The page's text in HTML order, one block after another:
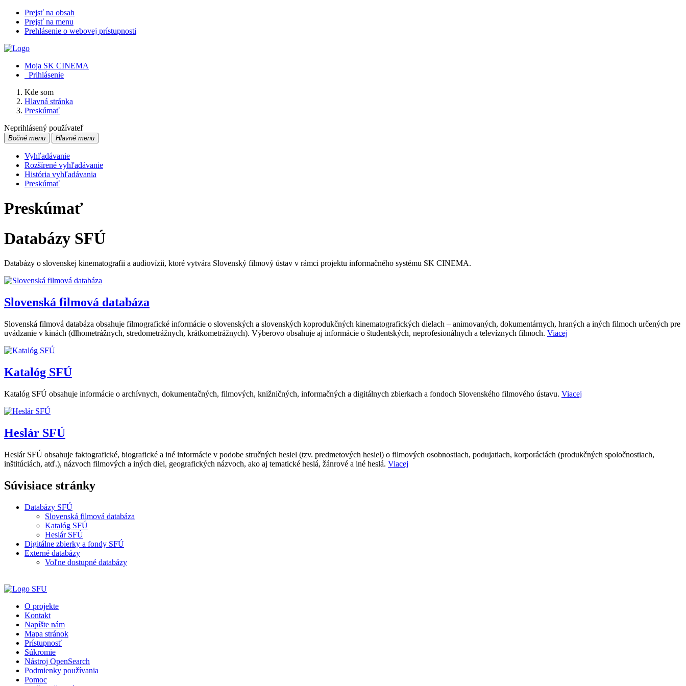
Prejsť na obsah
Prejsť na menu
Prehlásenie o webovej prístupnosti
Moja SK CINEMA
Prihlásenie
Kde som
Hlavná stránka
Preskúmať
Neprihlásený používateľ
Bočné menu Hlavné menu
Vyhľadávanie
Rozšírené vyhľadávanie
História vyhľadávania
Preskúmať
Preskúmať
Databázy SFÚ
Databázy o slovenskej kinematografii a audiovízii, ktoré vytvára Slovenský filmový ústav v rámci projektu informačného systému SK CINEMA.
Slovenská filmová databáza
Slovenská filmová databáza obsahuje filmografické informácie o slovenských a slovenských koprodukčných kinematografických dielach – animovaných, dokumentárnych, hraných a iných filmoch určených pre
uvádzanie v kinách (dlhometrážnych, stredometrážnych, krátkometrážnych). Výberovo obsahuje aj informácie o študentských, neprofesionálnych a televíznych filmoch. Viacej
Katalóg SFÚ
Katalóg SFÚ obsahuje informácie o archívnych, dokumentačných, filmových, knižničných, informačných a digitálnych zbierkach a fondoch Slovenského filmového ústavu. Viacej
Heslár SFÚ
Heslár SFÚ obsahuje faktografické, biografické a iné informácie v podobe stručných hesiel (tzv. predmetových hesiel) o filmových osobnostiach, podujatiach, korporáciách (produkčných spoločnostiach,
inštitúciách, atď.), názvoch filmových a iných diel, geografických názvoch, ako aj tematické heslá, žánrové a iné heslá. Viacej
Súvisiace stránky
Databázy SFÚ
Slovenská filmová databáza
Katalóg SFÚ
Heslár SFÚ
Digitálne zbierky a fondy SFÚ
Externé databázy
Voľne dostupné databázy
O projekte
Kontakt
Napíšte nám
Mapa stránok
Prístupnosť
Súkromie
Nástroj OpenSearch
Podmienky používania
Pomoc